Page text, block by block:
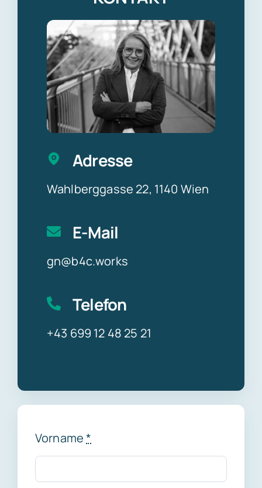
Adresse
Wahlberggasse 22, 1140 Wien
E-Mail
gn@b4c.works
Telefon
+43 699 12 48 25 21
Vorname*